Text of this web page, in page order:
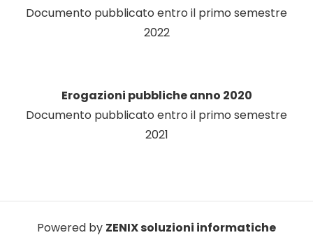
Documento pubblicato entro il primo semestre
2022
Erogazioni pubbliche anno 2020
Documento pubblicato entro il primo semestre
2021
Powered by ZENIX soluzioni informatiche